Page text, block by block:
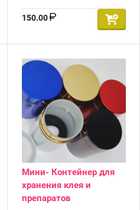
150.00
Мини- Контейнер для
хранения клея и
препаратов